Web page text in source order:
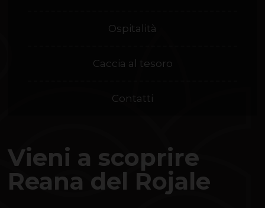
Ospitalità
Caccia al tesoro
Contatti
Vieni a scoprire
Reana del Rojale